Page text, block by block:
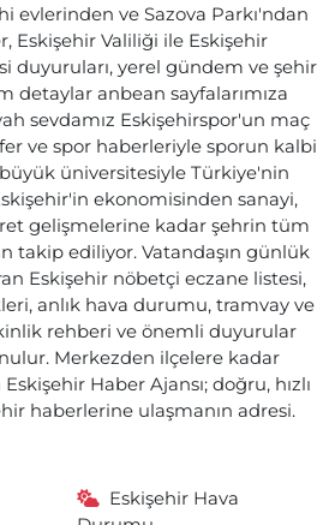
evlerinden ve Sazova Parkı'ndan
Eskişehir Valiliği ile Eskişehir
duyuruları, yerel gündem ve şehir
detaylar anbean sayfalarımıza
sevdamız Eskişehirspor'un maç
ve spor haberleriyle sporun kalbi
üniversitesiyle Türkiye'nin
ekonomisinden sanayi,
gelişmelerine kadar şehrin tüm
takip ediliyor. Vatandaşın günlük
Eskişehir nöbetçi eczane listesi,
anlık hava durumu, tramvay ve
rehberi ve önemli duyurular
Merkezden ilçelere kadar
Haber Ajansı; doğru, hızlı
haberlerine ulaşmanın adresi.
Eskişehir Hava